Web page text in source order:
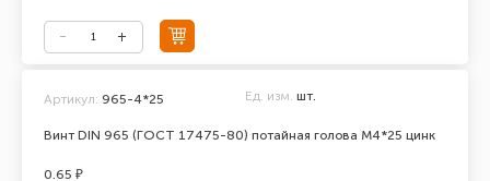
Винт DIN 965 (ГОСТ 17475-80) потайная голова М4*25 цинк
Артикул: 965-4*25 Ед. изм. шт.
0.65 ₽